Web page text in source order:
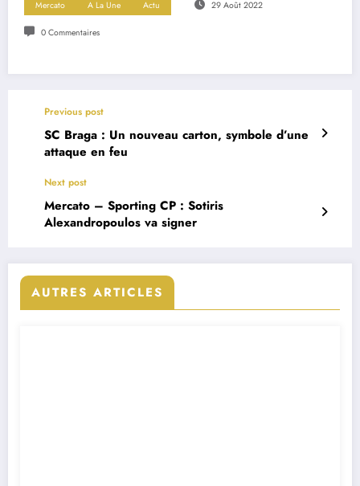
Mercato A La Une Actu 29 Août 2022
0 Commentaires
Previous post
SC Braga : Un nouveau carton, symbole d’une
attaque en feu
Next post
Mercato – Sporting CP : Sotiris
Alexandropoulos va signer
AUTRES ARTICLES